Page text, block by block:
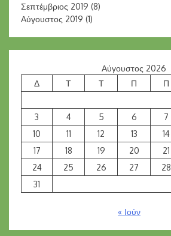
Σεπτέμβριος 2019 (8)
Αύγουστος 2019 (1)
Αύγουστος 2026
Δ
Τ Τ Π Π
3
4 5 6 7
10
11 12 13 14
17
18 19 20 21
24
25 26 27 28
31
« Ιούν